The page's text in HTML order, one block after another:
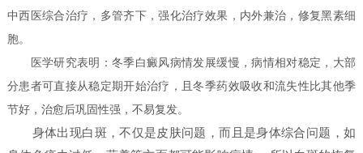
中西医综合治疗，多管齐下，强化治疗效果，内外兼治，修复黑素细
胞。
医学研究表明：冬季白癜风病情发展缓慢，病情相对稳定，大部
分患者可直接从稳定期开始治疗，且冬季药效吸收和流失性比其他季
节好，治愈后巩固性强，不易复发。
身体出现白斑，不仅是皮肤问题，而且是身体综合问题，如